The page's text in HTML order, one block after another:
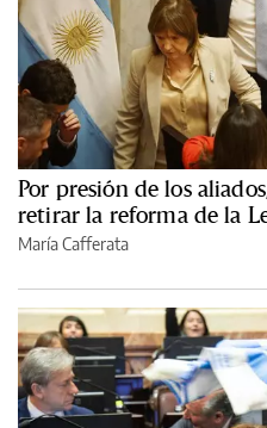
Por presión de los
retirar la reforma de la
María Cafferata